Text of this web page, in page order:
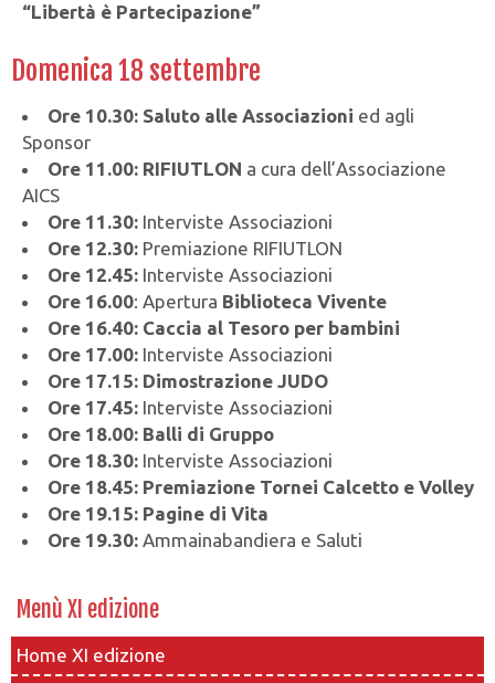
“Libertà è Partecipazione”
Domenica 18 settembre
Ore 10.30: Saluto alle Associazioni ed agli
Sponsor
Ore 11.00: RIFIUTLON a cura dell’Associazione
AICS
Ore 11.30: Interviste Associazioni
Ore 12.30: Premiazione RIFIUTLON
Ore 12.45: Interviste Associazioni
Ore 16.00: Apertura Biblioteca Vivente
Ore 16.40: Caccia al Tesoro per bambini
Ore 17.00: Interviste Associazioni
Ore 17.15: Dimostrazione JUDO
Ore 17.45: Interviste Associazioni
Ore 18.00: Balli di Gruppo
Ore 18.30: Interviste Associazioni
Ore 18.45: Premiazione Tornei Calcetto e Volley
Ore 19.15: Pagine di Vita
Ore 19.30: Ammainabandiera e Saluti
Menù XI edizione
Home XI edizione